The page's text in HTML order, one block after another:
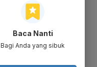
Baca Nanti
Bagi Anda yang sibuk